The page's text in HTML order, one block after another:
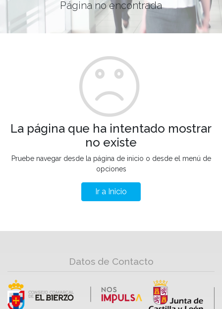
Página no encontrada
La página que ha intentado mostrar
no existe
Pruebe navegar desde la página de inicio o desde el menú de
opciones
Ir a Inicio
Datos de Contacto